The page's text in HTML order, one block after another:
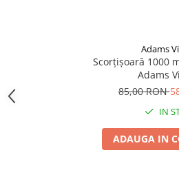
Adams
Scorțișoară 1000
Adams
85,00 RON
IN
ADAUGA IN